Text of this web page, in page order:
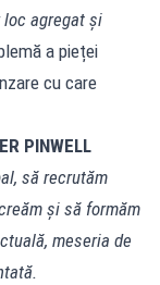
agregat și
a pieței
cu care
PINWELL
să recrutăm
și să formăm
meseria de